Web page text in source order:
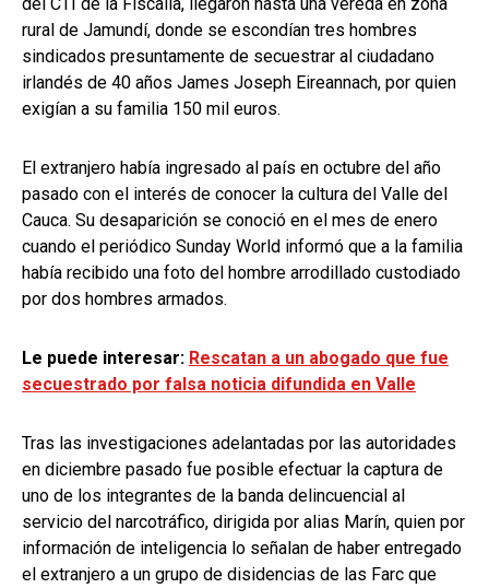
rural de Jamundí, donde se escondían tres hombres
sindicados presuntamente de secuestrar al ciudadano
irlandés de 40 años James Joseph Eireannach, por quien
exigían a su familia 150 mil euros.
El extranjero había ingresado al país en octubre del año
pasado con el interés de conocer la cultura del Valle del
Cauca. Su desaparición se conoció en el mes de enero
cuando el periódico Sunday World informó que a la familia
había recibido una foto del hombre arrodillado custodiado
por dos hombres armados.
Le puede interesar: Rescatan a un abogado que fue
secuestrado por falsa noticia difundida en Valle
Tras las investigaciones adelantadas por las autoridades
en diciembre pasado fue posible efectuar la captura de
uno de los integrantes de la banda delincuencial al
servicio del narcotráfico, dirigida por alias Marín, quien por
información de inteligencia lo señalan de haber entregado
el extranjero a un grupo de disidencias de las Farc que